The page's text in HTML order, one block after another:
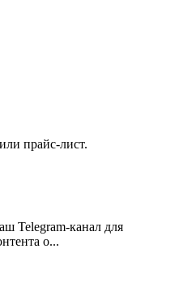
прайс-лист.
Telegram-канал для
о...